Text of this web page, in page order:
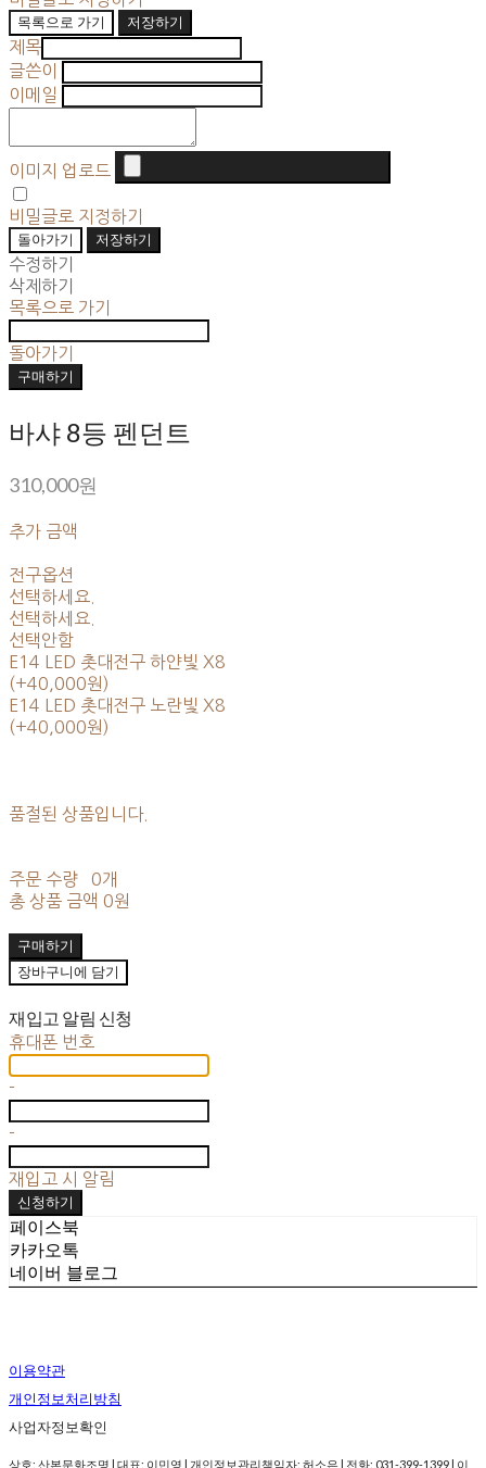
목록으로 가기
저장하기
제목
글쓴이
이메일
이미지 업로드
비밀글로 지정하기
돌아가기
저장하기
수정하기
삭제하기
목록으로 가기
돌아가기
구매하기
바샤 8등 펜던트
310,000원
추가 금액
전구옵션
선택하세요.
선택하세요.
선택안함
E14 LED 촛대전구 하얀빛 X8
(+40,000원)
E14 LED 촛대전구 노란빛 X8
(+40,000원)
품절된 상품입니다.
주문 수량
0개
총 상품 금액 0원
구매하기
장바구니에 담기
재입고 알림 신청
휴대폰 번호
-
-
재입고 시 알림
신청하기
페이스북
카카오톡
네이버 블로그
이용약관
개인정보처리방침
사업자정보확인
상호: 산본문화조명 | 대표: 이민영 | 개인정보관리책임자: 허소은 | 전화: 031-399-1399 | 이